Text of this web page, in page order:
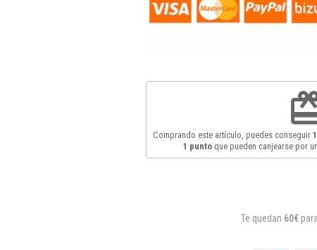
Comprando este artículo, puedes conseguir 1
1 punto que pueden canjearse por
Te quedan 60€